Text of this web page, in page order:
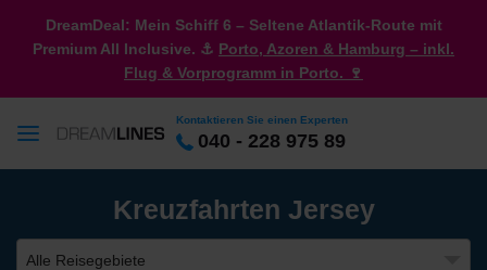
DreamDeal: Mein Schiff 6 – Seltene Atlantik-Route mit
Premium All Inclusive. ⚓ Porto, Azoren & Hamburg – inkl.
Flug & Vorprogramm in Porto. 🍷
Kontaktieren Sie einen Experten
040 - 228 975 89
Kreuzfahrten Jersey
Alle Reisegebiete